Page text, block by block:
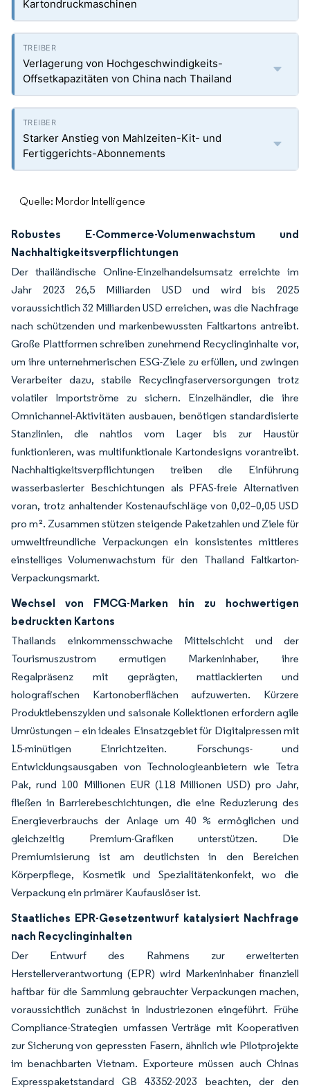
Kartondruckmaschinen
Verlagerung von Hochgeschwindigkeits-
Offsetkapazitäten von China nach Thailand
Starker Anstieg von Mahlzeiten-Kit- und
Fertiggerichts-Abonnements
Quelle: Mordor Intelligence
Robustes E-Commerce-Volumenwachstum und
Nachhaltigkeitsverpflichtungen
Der thailändische Online-Einzelhandelsumsatz erreichte im
Jahr 2023 26,5 Milliarden USD und wird bis 2025
voraussichtlich 32 Milliarden USD erreichen, was die Nachfrage
nach schützenden und markenbewussten Faltkartons antreibt.
Große Plattformen schreiben zunehmend Recyclinginhalte vor,
um ihre unternehmerischen ESG-Ziele zu erfüllen, und zwingen
Verarbeiter dazu, stabile Recyclingfaserversorgungen trotz
volatiler Importströme zu sichern. Einzelhändler, die ihre
Omnichannel-Aktivitäten ausbauen, benötigen standardisierte
Stanzlinien, die nahtlos vom Lager bis zur Haustür
funktionieren, was multifunktionale Kartondesigns vorantreibt.
Nachhaltigkeitsverpflichtungen treiben die Einführung
wasserbasierter Beschichtungen als PFAS-freie Alternativen
voran, trotz anhaltender Kostenaufschläge von 0,02–0,05 USD
pro m². Zusammen stützen steigende Paketzahlen und Ziele für
umweltfreundliche Verpackungen ein konsistentes mittleres
einstelliges Volumenwachstum für den Thailand Faltkarton-
Verpackungsmarkt.
Wechsel von FMCG-Marken hin zu hochwertigen
bedruckten Kartons
Thailands einkommensschwache Mittelschicht und der
Tourismuszustrom ermutigen Markeninhaber, ihre
Regalpräsenz mit geprägten, mattlackierten und
holografischen Kartonoberflächen aufzuwerten. Kürzere
Produktlebenszyklen und saisonale Kollektionen erfordern agile
Umrüstungen – ein ideales Einsatzgebiet für Digitalpressen mit
15-minütigen Einrichtzeiten. Forschungs- und
Entwicklungsausgaben von Technologieanbietern wie Tetra
Pak, rund 100 Millionen EUR (118 Millionen USD) pro Jahr,
fließen in Barrierebeschichtungen, die eine Reduzierung des
Energieverbrauchs der Anlage um 40 % ermöglichen und
gleichzeitig Premium-Grafiken unterstützen. Die
Premiumisierung ist am deutlichsten in den Bereichen
Körperpflege, Kosmetik und Spezialitätenkonfekt, wo die
Verpackung ein primärer Kaufauslöser ist.
Staatliches EPR-Gesetzentwurf katalysiert Nachfrage
nach Recyclinginhalten
Der Entwurf des Rahmens zur erweiterten
Herstellerverantwortung (EPR) wird Markeninhaber finanziell
haftbar für die Sammlung gebrauchter Verpackungen machen,
voraussichtlich zunächst in Industriezonen eingeführt. Frühe
Compliance-Strategien umfassen Verträge mit Kooperativen
zur Sicherung von gepressten Fasern, ähnlich wie Pilotprojekte
im benachbarten Vietnam. Exporteure müssen auch Chinas
Expresspaketstandard GB 43352-2023 beachten, der den